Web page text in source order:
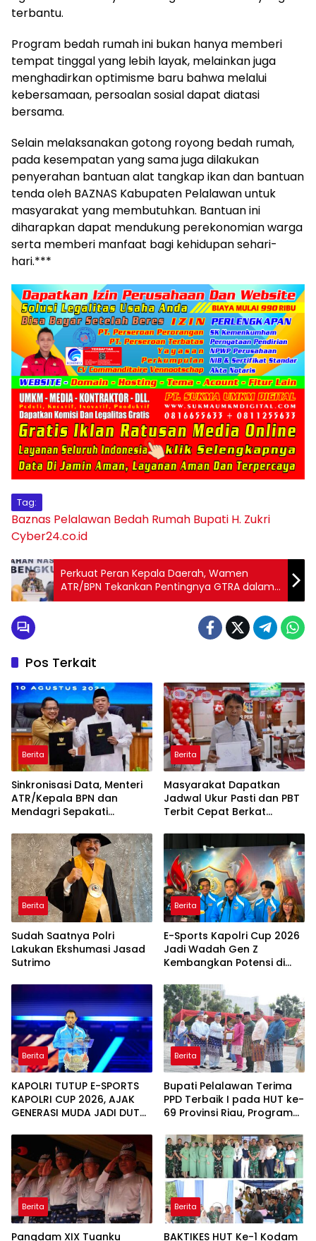
terbantu.
Program bedah rumah ini bukan hanya memberi
tempat tinggal yang lebih layak, melainkan juga
menghadirkan optimisme baru bahwa melalui
kebersamaan, persoalan sosial dapat diatasi
bersama.
Selain melaksanakan gotong royong bedah rumah,
pada kesempatan yang sama juga dilakukan
penyerahan bantuan alat tangkap ikan dan bantuan
tenda oleh BAZNAS Kabupaten Pelalawan untuk
masyarakat yang membutuhkan. Bantuan ini
diharapkan dapat mendukung perekonomian warga
serta memberi manfaat bagi kehidupan sehari-
hari.***
Tag:
Baznas Pelalawan Bedah Rumah Bupati H. Zukri
Cyber24.co.id
Perkuat Peran Kepala Daerah, Wamen
ATR/BPN Tekankan Pentingnya GTRA dalam
Sukseskan Reforma Agraria
Pos Terkait
Berita
Sinkronisasi Data, Menteri
ATR/Kepala BPN dan
Mendagri Sepakati
NOP
Berita
Masyarakat Dapatkan
Jadwal Ukur Pasti dan PBT
Terbit Cepat Berkat
Terjadwal
Berita
Sudah Saatnya Polri
Lakukan Ekshumasi Jasad
Sutrimo
Berita
E-Sports Kapolri Cup 2026
Jadi Wadah Gen Z
Kembangkan Potensi di
Berita
KAPOLRI TUTUP E-SPORTS
KAPOLRI CUP 2026, AJAK
GENERASI MUDA JADI DUTA
LAPORKAN GANGGUAN KE
110
Berita
Bupati Pelalawan Terima
PPD Terbaik I pada HUT ke-
69 Provinsi Riau, Program
Sorotan
Berita
Pangdam XIX Tuanku
Berita
BAKTIKES HUT Ke-1 Kodam